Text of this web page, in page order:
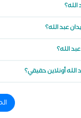
عبد الله؟
الله؟
أونلاين حقيقي؟